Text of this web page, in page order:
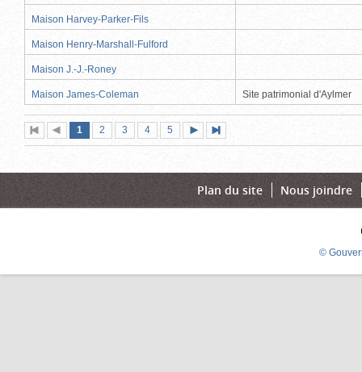
Maison Harvey-Parker-Fils
Maison Henry-Marshall-Fulford
Maison J.-J.-Roney
Maison James-Coleman Site patrimonial d'Aylmer
Première
page
Page
précédente
Page
1 (page
actuelle)
Page
2 Page
3 Page
4 Page
5
suivante
page
Plan du site Nous joindre
©